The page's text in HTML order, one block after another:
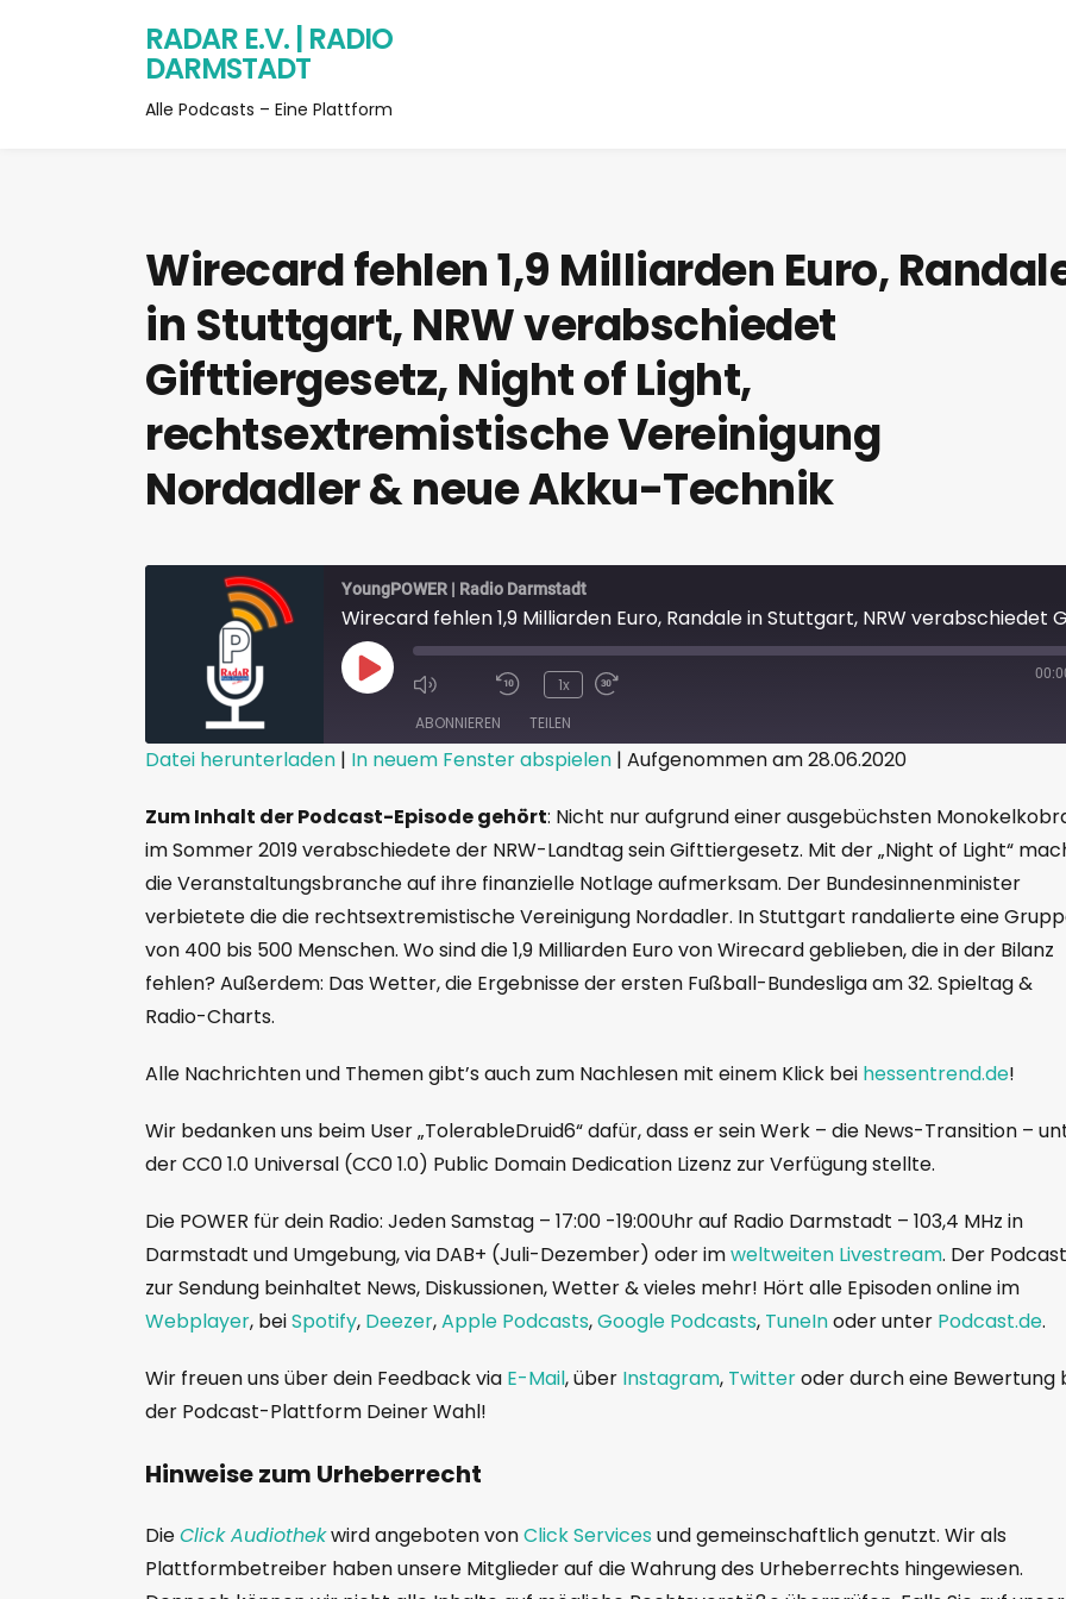
RADAR E.V. | RADIO
DARMSTADT
Alle Podcasts – Eine Plattform
Wirecard fehlen 1,9 Milliarden Euro,
in Stuttgart, NRW verabschiedet
Gifttiergesetz, Night of Light,
rechtsextremistische Vereinigung
Nordadler & neue Akku-Technik
YoungPOWER | Radio Darmstadt
1x
ABONNIEREN TEILEN
RSS FEED
LINK
EMBED
Datei herunterladen | In neuem Fenster abspielen | Aufgenommen am 28.06.2020
Zum Inhalt der Podcast-Episode gehört: Nicht nur aufgrund einer ausgebüchsten
im Sommer 2019 verabschiedete der NRW-Landtag sein Gifttiergesetz. Mit der „Night of Light“
die Veranstaltungsbranche auf ihre finanzielle Notlage aufmerksam. Der Bundesinnenminister
verbietete die die rechtsextremistische Vereinigung Nordadler. In Stuttgart randalierte eine
von 400 bis 500 Menschen. Wo sind die 1,9 Milliarden Euro von Wirecard geblieben, die in der Bilanz
fehlen? Außerdem: Das Wetter, die Ergebnisse der ersten Fußball-Bundesliga am 32. Spieltag &
Radio-Charts.
Alle Nachrichten und Themen gibt’s auch zum Nachlesen mit einem Klick bei hessentrend.de!
Wir bedanken uns beim User „TolerableDruid6“ dafür, dass er sein Werk – die News-Transition –
der CC0 1.0 Universal (CC0 1.0) Public Domain Dedication Lizenz zur Verfügung stellte.
Die POWER für dein Radio: Jeden Samstag – 17:00 -19:00Uhr auf Radio Darmstadt – 103,4 MHz in
Darmstadt und Umgebung, via DAB+ (Juli-Dezember) oder imweltweiten Livestream. Der Podcast
zur Sendung beinhaltet News, Diskussionen, Wetter & vieles mehr! Hört alle Episoden online im
Webplayer, beiSpotify, Deezer,Apple Podcasts,Google Podcasts, TuneInoder unter Podcast.de.
Wir freuen uns über dein Feedback via E-Mail, über Instagram, Twitteroder durch eine Bewertung
der Podcast-Plattform Deiner Wahl!
Hinweise zum Urheberrecht
DieClick Audiothekwird angeboten vonClick Servicesund gemeinschaftlich genutzt. Wir als
Plattformbetreiber haben unsere Mitglieder auf die Wahrung des Urheberrechts hingewiesen.